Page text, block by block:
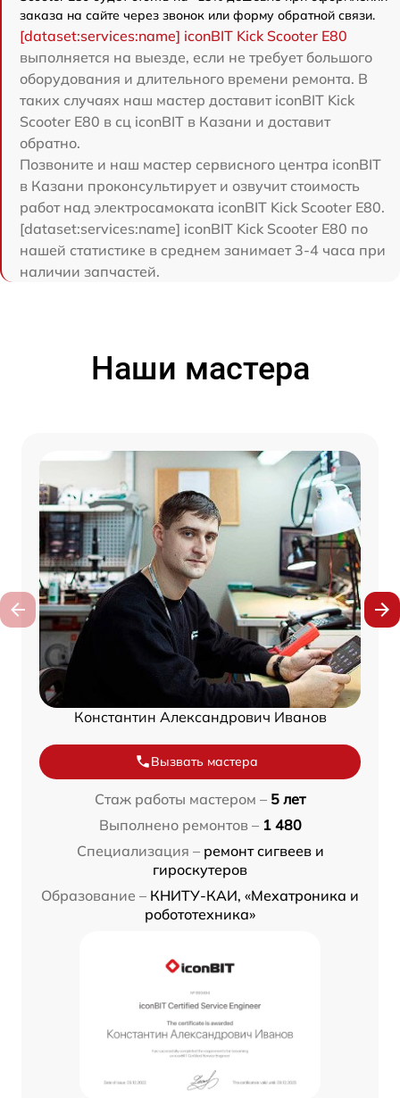
заказа на сайте через звонок или форму обратной связи.
[dataset:services:name] iconBIT Kick Scooter E80
выполняется на выезде, если не требует большого
оборудования и длительного времени ремонта. В
таких случаях наш мастер доставит iconBIT Kick
Scooter E80 в сц iconBIT в Казани и доставит
обратно.
Позвоните и наш мастер сервисного центра iconBIT
в Казани проконсультирует и озвучит стоимость
работ над электросамоката iconBIT Kick Scooter E80.
[dataset:services:name] iconBIT Kick Scooter E80 по
нашей статистике в среднем занимает 3-4 часа при
наличии запчастей.
Наши мастера
Константин Александрович Иванов
Вызвать мастера
Стаж работы мастером – 5 лет
Выполнено ремонтов – 1 480
Специализация – ремонт сигвеев и
гироскутеров
Образование – КНИТУ-КАИ, «Мехатроника и
робототехника»